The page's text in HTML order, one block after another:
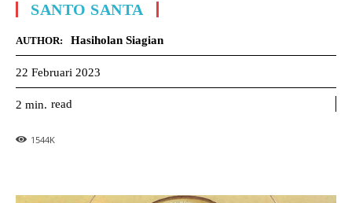
SANTO SANTA
AUTHOR: Hasiholan Siagian
22 Februari 2023
2 min. read
1544K